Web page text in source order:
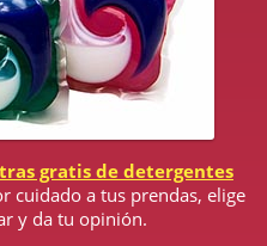
gratis de detergentes
cuidado a tus prendas, elige
y da tu opinión.